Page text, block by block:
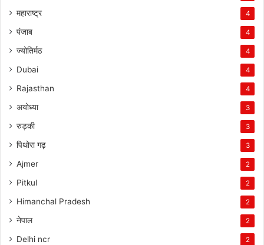
महाराष्ट्र 4
पंजाब 4
ज्योतिर्मठ 4
Dubai 4
Rajasthan 4
अयोध्या 3
रुड़की 3
पिथोरा गढ़ 3
Ajmer 2
Pitkul 2
Himanchal Pradesh 2
नेपाल 2
Delhi ncr 2